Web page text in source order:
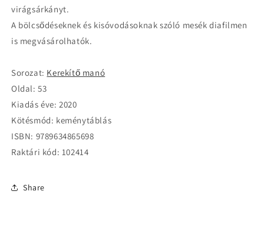
virágsárkányt.
A bölcsődéseknek és kisóvodásoknak szóló mesék diafilmen
is megvásárolhatók.
Sorozat: Kerekítő manó
Oldal: 53
Kiadás éve: 2020
Kötésmód: keménytáblás
ISBN: 9789634865698
Raktári kód: 102414
Share